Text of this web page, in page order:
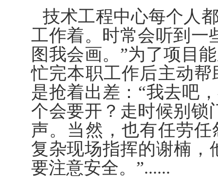
技术工程中心每个人
工作着。时常会听到一
图我会画。”为了项目
忙完本职工作后主动
是抢着出差：“我去吧
个会要开？走时候别锁
声。当然，也有任劳
复杂现场指挥的谢楠，
要注意安全。”......